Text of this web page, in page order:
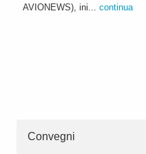
AVIONEWS), ini... continua
Convegni